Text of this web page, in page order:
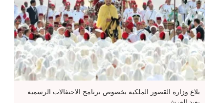
بلاغ وزارة القصور الملكية بخصوص برنامج الاحتفالات الرسمية